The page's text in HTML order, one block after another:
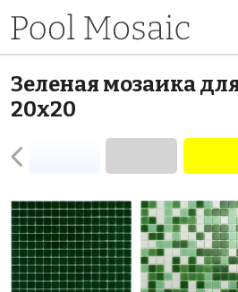
Зеленая мозаика
20x20